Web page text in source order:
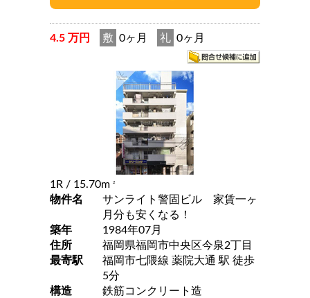
4.5 万円 敷 0ヶ月 礼 0ヶ月
1R / 15.70m 2
物件名
サンライト警固ビル 家賃一ヶ
月分も安くなる！
築年
1984年07月
住所
福岡県福岡市中央区今泉2丁目
最寄駅
福岡市七隈線 薬院大通 駅 徒歩
5分
構造
鉄筋コンクリート造